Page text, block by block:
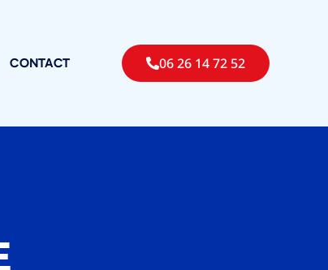
CONTACT 06 26 14 72 52